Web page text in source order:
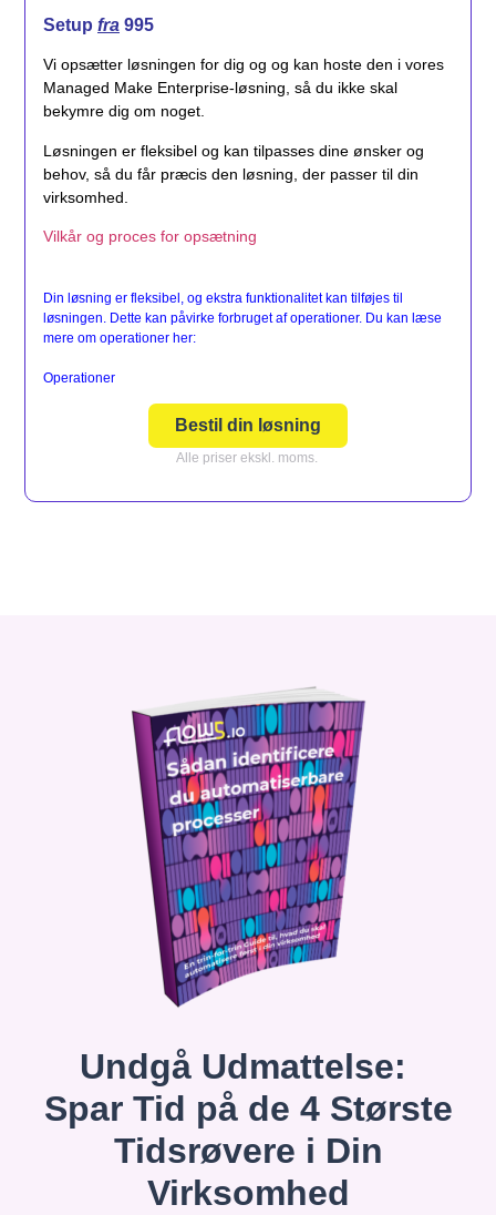
Setup fra 995
Vi opsætter løsningen for dig og og kan hoste den i vores
Managed Make Enterprise-løsning, så du ikke skal
bekymre dig om noget.
Løsningen er fleksibel og kan tilpasses dine ønsker og
behov, så du får præcis den løsning, der passer til din
virksomhed.
Vilkår og proces for opsætning
Din løsning er fleksibel, og ekstra funktionalitet kan tilføjes til
løsningen. Dette kan påvirke forbruget af operationer. Du kan læse
mere om operationer her:
Operationer
Bestil din løsning
Alle priser ekskl. moms.
Undgå Udmattelse:
Spar Tid på de 4 Største
Tidsrøvere i Din
Virksomhed